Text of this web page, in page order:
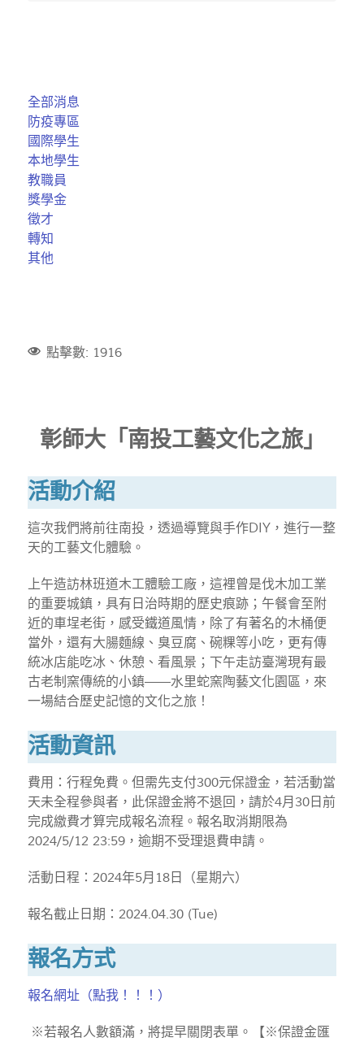
全部消息
防疫專區
國際學生
本地學生
教職員
獎學金
徵才
轉知
其他
點擊數: 1916
彰師大「南投工藝文化之旅」
活動介紹
這次我們將前往南投，透過導覽與手作DIY，進行一整
天的工藝文化體驗。
上午造訪林班道木工體驗工廠，這裡曾是伐木加工業
的重要城鎮，具有日治時期的歷史痕跡；午餐會至附
近的車埕老街，感受鐵道風情，除了有著名的木桶便
當外，還有大腸麵線、臭豆腐、碗粿等小吃，更有傳
統冰店能吃冰、休憩、看風景；下午走訪臺灣現有最
古老制窯傳統的小鎮――水里蛇窯陶藝文化園區，來
一場結合歷史記憶的文化之旅！
活動資訊
費用：行程免費。但需先支付300元保證金，若活動當
天未全程參與者，此保證金將不退回，請於4月30日前
完成繳費才算完成報名流程。報名取消期限為
2024/5/12 23:59，逾期不受理退費申請。
活動日程：2024年5月18日（星期六）
報名截止日期：2024.04.30 (Tue)
報名方式
報名網址（點我！！！）
※若報名人數額滿，將提早關閉表單。【※保證金匯